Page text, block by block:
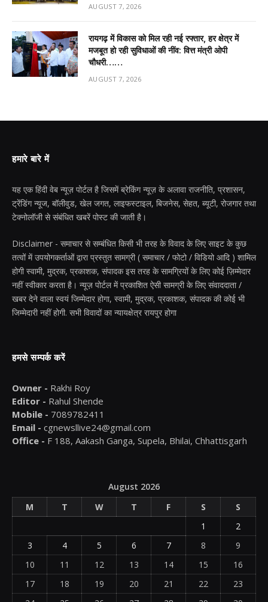
AUGUST 7, 2026
रायगढ़ में विकास को मिल रही नई रफ्तार, हर क्षेत्र में
मजबूत हो रही सुविधाओं की नींव: वित्त मंत्री ओपी
चौधरी……
AUGUST 7, 2026
हमारे बारे में
यह एक हिंदी वेब न्यूज़ पोर्टल है जिसमें ब्रेकिंग न्यूज़ के अलावा राजनीति, प्रशासन,
ट्रेंडिंग न्यूज, बॉलीवुड, खेल जगत, लाइफस्टाइल, बिजनेस, सेहत, ब्यूटी, रोजगार तथा
टेक्नोलॉजी से संबंधित खबरें पोस्ट की जाती है।
Disclaimer - समाचार से सम्बंधित किसी भी तरह के विवाद के लिए साइट के कुछ
तत्वों में उपयोगकर्ताओं द्वारा प्रस्तुत सामग्री ( समाचार / फोटो / विडियो आदि ) शामिल
होगी स्वामी, मुद्रक, प्रकाशक, संपादक इस तरह के सामग्रियों के लिए कोई ज़िम्मेदार
नहीं स्वीकार करता है। न्यूज़ पोर्टल में प्रकाशित ऐसी सामग्री के लिए संवाददाता /
खबर देने वाला स्वयं जिम्मेदार होगा, स्वामी, मुद्रक, प्रकाशक, संपादक की कोई भी
जिम्मेदारी नहीं होगी. सभी विवादों का न्यायक्षेत्र रायपुर होगा
हमसे सम्पर्क करें
Owner - Rakhi Roy
Editor - Rahul Shende
Mobile - 7089782411
Email - cgnewsllive24@gmail.com
Office - F 188, Aakash Ganga, Supela, Bhilai, Chhattisgarh
August 2026
M
T W T F S
S
1
2
3
4 5 6 7 8
9
10
11 12 13 14 15
16
17
18 19 20 21 22
23